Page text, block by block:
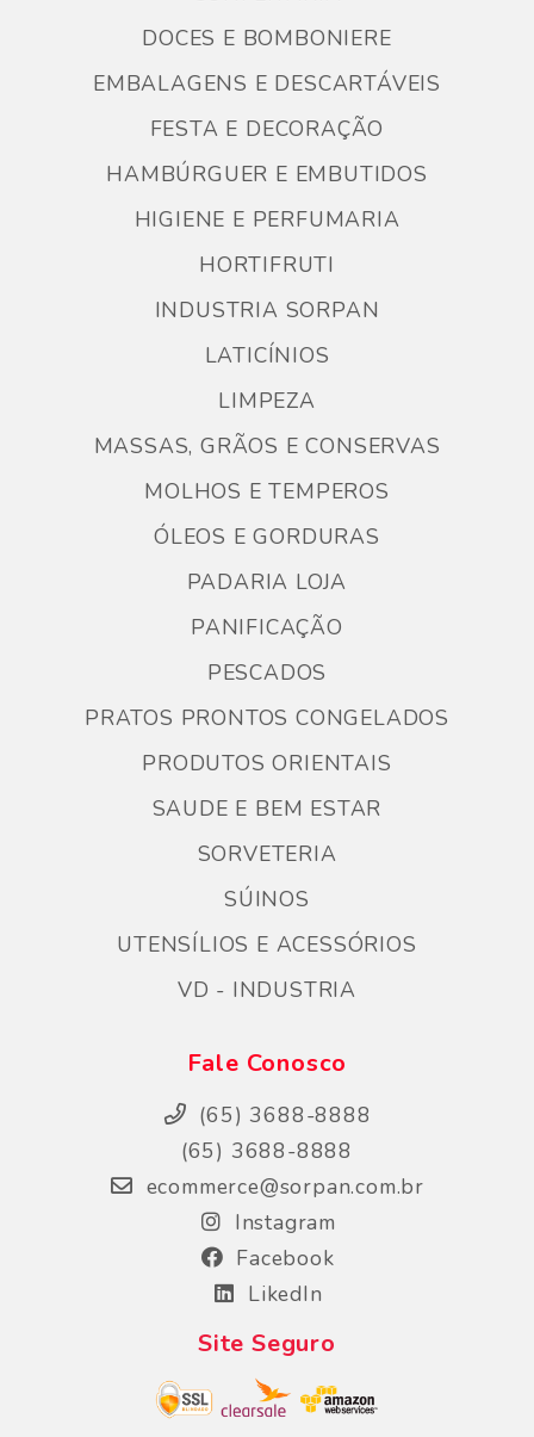
DOCES E BOMBONIERE
EMBALAGENS E DESCARTÁVEIS
FESTA E DECORAÇÃO
HAMBÚRGUER E EMBUTIDOS
HIGIENE E PERFUMARIA
HORTIFRUTI
INDUSTRIA SORPAN
LATICÍNIOS
LIMPEZA
MASSAS, GRÃOS E CONSERVAS
MOLHOS E TEMPEROS
ÓLEOS E GORDURAS
PADARIA LOJA
PANIFICAÇÃO
PESCADOS
PRATOS PRONTOS CONGELADOS
PRODUTOS ORIENTAIS
SAUDE E BEM ESTAR
SORVETERIA
SÚINOS
UTENSÍLIOS E ACESSÓRIOS
VD - INDUSTRIA
Fale Conosco
(65) 3688-8888
(65) 3688-8888
ecommerce@sorpan.com.br
Instagram
Facebook
LikedIn
Site Seguro